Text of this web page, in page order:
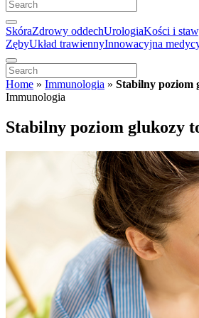
SkóraZdrowy oddechUrologiaKości i
ZębyUkład trawiennyInnowacyjna
Home » Immunologia » Stabilny poziom
Immunologia
Stabilny poziom glukozy